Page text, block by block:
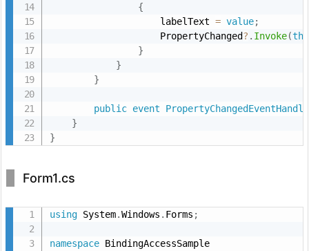
目的:
Actionの代替:
Action<string>
{
                    labelText
= value;
                    PropertyChanged
? . Invoke(
}
}
}
public event
}
}
Form1.cs
using System.Windows . Forms ;
namespace